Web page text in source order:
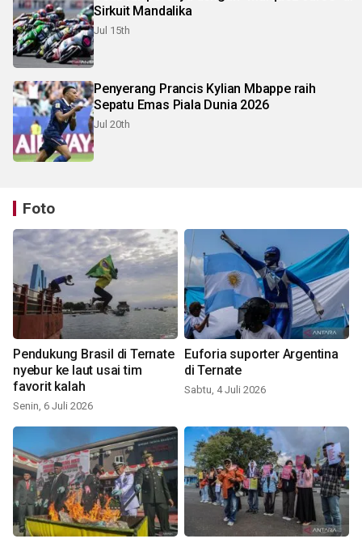
Sirkuit Mandalika
Jul 15th
Penyerang Prancis Kylian Mbappe raih
Sepatu Emas Piala Dunia 2026
Jul 20th
Foto
Pendukung Brasil di Ternate
nyebur ke laut usai tim
favorit kalah
Senin, 6 Juli 2026
Euforia suporter Argentina
di Ternate
Sabtu, 4 Juli 2026